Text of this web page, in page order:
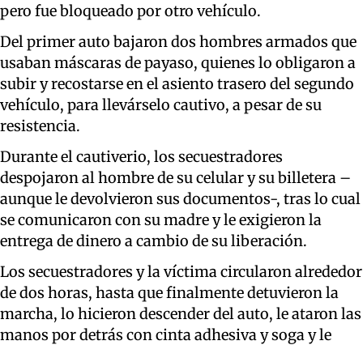
pero fue bloqueado por otro vehículo.
Del primer auto bajaron dos hombres armados que
usaban máscaras de payaso, quienes lo obligaron a
subir y recostarse en el asiento trasero del segundo
vehículo, para llevárselo cautivo, a pesar de su
resistencia.
Durante el cautiverio, los secuestradores
despojaron al hombre de su celular y su billetera –
aunque le devolvieron sus documentos-, tras lo cual
se comunicaron con su madre y le exigieron la
entrega de dinero a cambio de su liberación.
Los secuestradores y la víctima circularon alrededor
de dos horas, hasta que finalmente detuvieron la
marcha, lo hicieron descender del auto, le ataron las
manos por detrás con cinta adhesiva y soga y le